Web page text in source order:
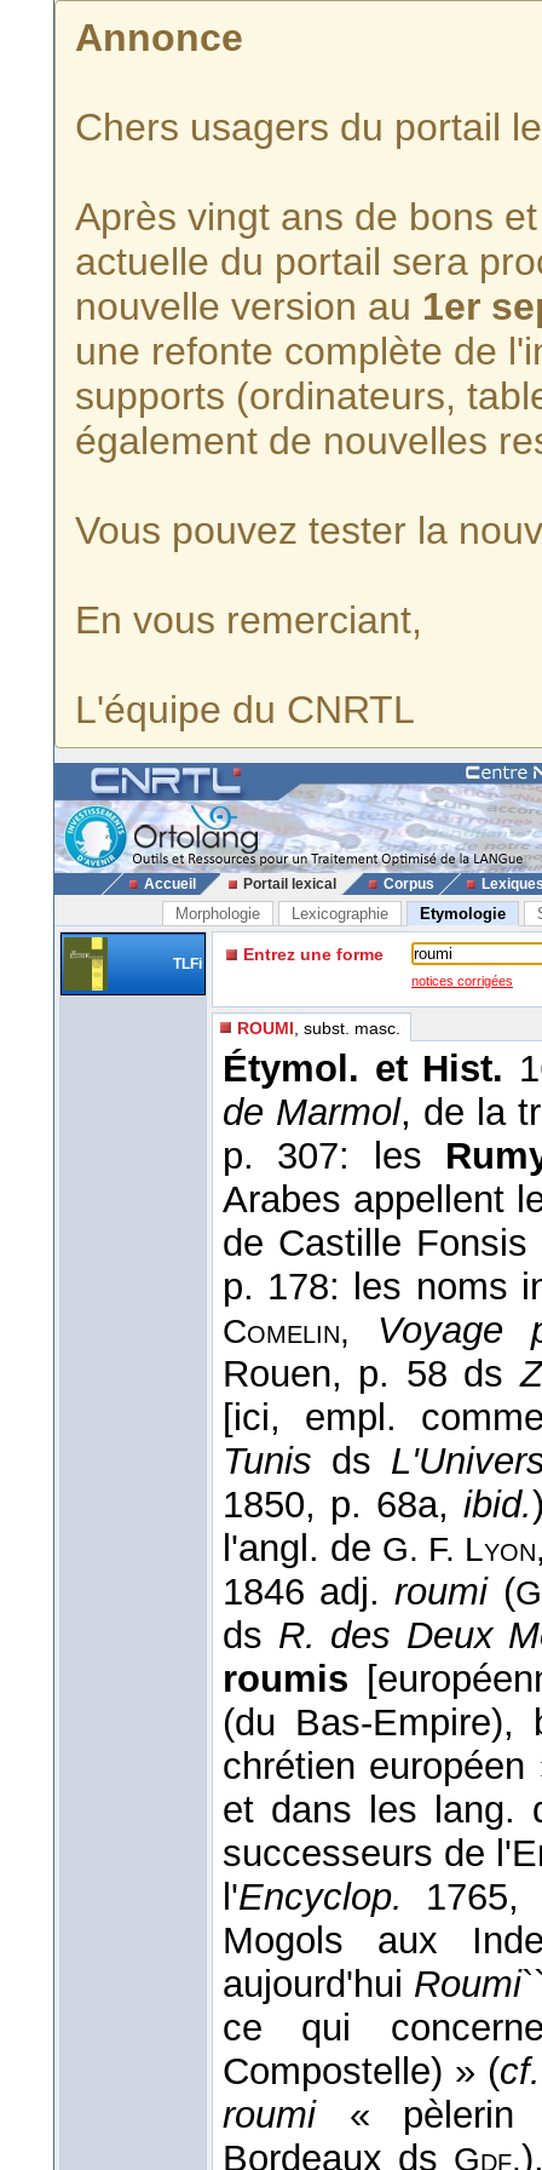
Annonce
Chers usagers du portail
Après vingt ans de bons
actuelle du portail sera
nouvelle version au 1er
une refonte complète de
supports (ordinateurs,
également de nouvelles
Vous pouvez tester la
En vous remerciant,
L'équipe du CNRTL
Accueil Portail lexical Corpus
Morphologie Lexicographie Etymologie
TLFi Entrez une forme
notices corrigées
ROUMI , subst. masc.
Étymol. et Hist.
de Marmol, de la
p. 307: les
Arabes appellent
de Castille
p. 178: les noms
Comelin, Voyage
Rouen, p. 58 ds
[ici, empl.
Tunis ds
1850, p. 68a, ibid.
l'angl. de G. F.
1846 adj.roumi(
ds R. des Deux
roumis
(du Bas-Empire),
chrétien
et dans les lang.
successeurs de
l'Encyclop.
1765,
Mogols aux
aujourd'hui Roumi
ce qui
Compostelle) » (cf.
roumi« pèlerin
Bordeaux ds Gdf.